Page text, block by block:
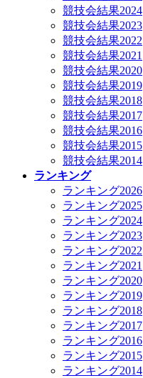
競技会結果2024
競技会結果2023
競技会結果2022
競技会結果2021
競技会結果2020
競技会結果2019
競技会結果2018
競技会結果2017
競技会結果2016
競技会結果2015
競技会結果2014
ランキング
ランキング2026
ランキング2025
ランキング2024
ランキング2023
ランキング2022
ランキング2021
ランキング2020
ランキング2019
ランキング2018
ランキング2017
ランキング2016
ランキング2015
ランキング2014